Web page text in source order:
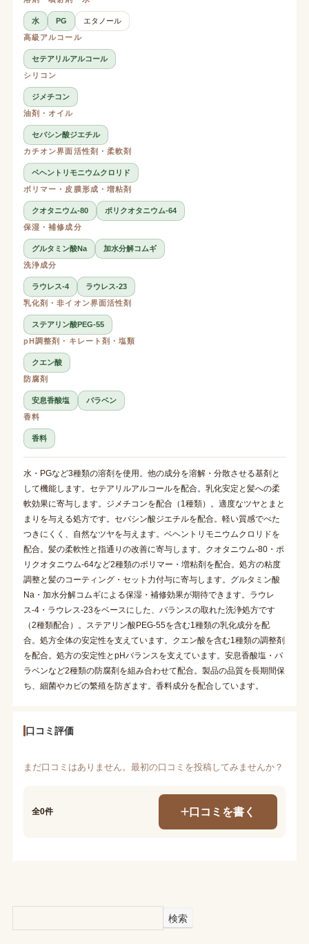
水 PG
エタノール
高級アルコール
セテアリルアルコール
シリコン
ジメチコン
油剤・オイル
セバシン酸ジエチル
カチオン界面活性剤・柔軟剤
ベヘントリモニウムクロリド
ポリマー・皮膜形成・増粘剤
クオタニウム-80
ポリクオタニウム-64
保湿・補修成分
グルタミン酸Na
加水分解コムギ
洗浄成分
ラウレス-4
ラウレス-23
乳化剤・非イオン界面活性剤
ステアリン酸PEG-55
pH調整剤・キレート剤・塩類
クエン酸
防腐剤
安息香酸塩
パラベン
香料
香料
水・PGなど3種類の溶剤を使用。他の成分を溶解・分散させる基剤と
して機能します。セテアリルアルコールを配合。乳化安定と髪への柔
軟効果に寄与します。ジメチコンを配合（1種類）。適度なツヤとまと
まりを与える処方です。セバシン酸ジエチルを配合。軽い質感でべた
つきにくく、自然なツヤを与えます。ベヘントリモニウムクロリドを
配合。髪の柔軟性と指通りの改善に寄与します。クオタニウム-80・ポ
リクオタニウム-64など2種類のポリマー・増粘剤を配合。処方の粘度
調整と髪のコーティング・セット力付与に寄与します。グルタミン酸
Na・加水分解コムギによる保湿・補修効果が期待できます。ラウレ
ス-4・ラウレス-23をベースにした、バランスの取れた洗浄処方です
（2種類配合）。ステアリン酸PEG-55を含む1種類の乳化成分を配
合。処方全体の安定性を支えています。クエン酸を含む1種類の調整剤
を配合。処方の安定性とpHバランスを支えています。安息香酸塩・パ
ラベンなど2種類の防腐剤を組み合わせて配合。製品の品質を長期間保
ち、細菌やカビの繁殖を防ぎます。香料成分を配合しています。
口コミ評価
まだ口コミはありません。最初の口コミを投稿してみませんか？
全0件 口コミを書く
検索